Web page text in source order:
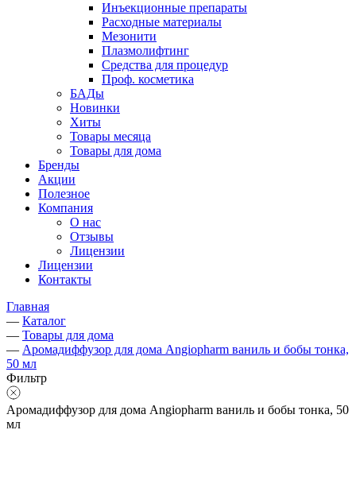
Инъекционные препараты
Расходные материалы
Мезонити
Плазмолифтинг
Средства для процедур
Проф. косметика
БАДы
Новинки
Хиты
Товары месяца
Товары для дома
Бренды
Акции
Полезное
Компания
О нас
Отзывы
Лицензии
Лицензии
Контакты
Главная
— Каталог
— Товары для дома
— Аромадиффузор для дома Angiopharm ваниль и бобы тонка,
50 мл
Фильтр
Аромадиффузор для дома Angiopharm ваниль и бобы тонка, 50
мл